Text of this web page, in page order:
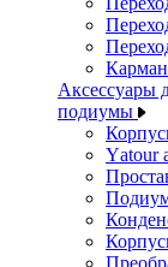
Аксессуары
подиумы
Yаtour